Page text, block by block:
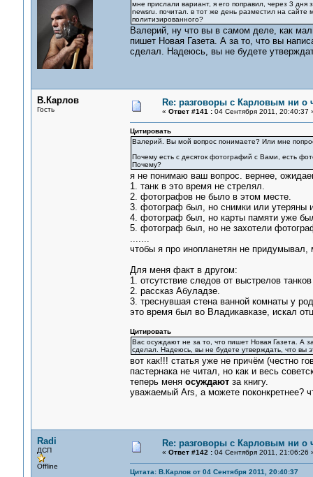
мне прислали вариант, я его поправил, через 3
newsru. почитал. в тот же день разместил на
политизированного?
Валерий, ну что вы в самом деле, как
пишет Новая Газета. А за то, что вы
сделал. Надеюсь, вы не будете
В.Карлов
Гость
Re: разговоры с Карловым ни о
« Ответ #141 :04 Сентября 2011, 20:40:37
Цитировать
Валерий. Вы мой вопрос понимаете? Или мне
Почему есть с десяток фотографий с Вами, есть
Почему?
я не понимаю ваш вопрос. вернее,
1. танк в это время не стрелял.
2. фотографов не было в этом месте.
3. фотограф был, но снимки или утеряны
4. фотограф был, но карты памяти уже
5. фотограф был, но не захотели
.......
чтобы я про инопланетян не
Для меня факт в другом:
1. отсутствие следов от выстрелов
2. рассказ Абуладзе.
3. треснувшая стена ванной комнаты у
это время был во Владикавказе, искал
Цитировать
Вас осуждают не за то, что пишет Новая Газета. А
сделал. Надеюсь, вы не будете утверждать, что вы
вот как!!! статья уже не причём (честно
пастернака не читал, но как и весь
теперь меня осуждаютза книгу.
уважаемый Ars, а можете поконкретнее?
Radi
ДСП
Offline
Re: разговоры с Карловым ни о
« Ответ #142 :04 Сентября 2011, 21:06:26
Цитата: В.Карлов от 04 Сентября 2011, 20:40:37